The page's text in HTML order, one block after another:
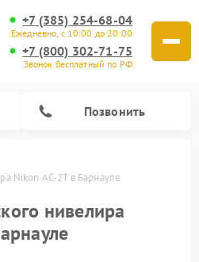
+7 (385) 254-68-04
Ежедневно, с 10:00 до 20:00
+7 (800) 302-71-75
Звонок бесплатный по РФ
Позвонить
Nikon AC-2T в Барнауле
нивелира